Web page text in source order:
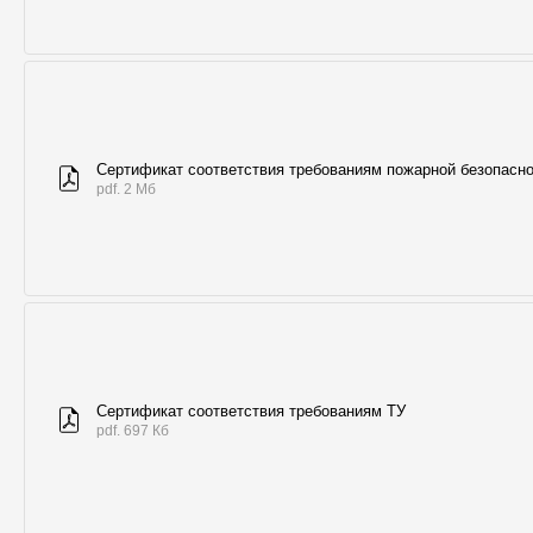
Сертификат соответствия требованиям пожарной
pdf. 2 Мб
Сертификат соответствия требованиям ТУ
pdf. 697 Кб